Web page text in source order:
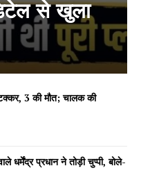
से खुला
3 की मौत; चालक की
धर्मेंद्र प्रधान ने तोड़ी चुप्पी, बोले-